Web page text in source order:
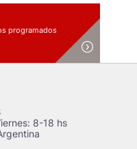
programados
8-18 hs